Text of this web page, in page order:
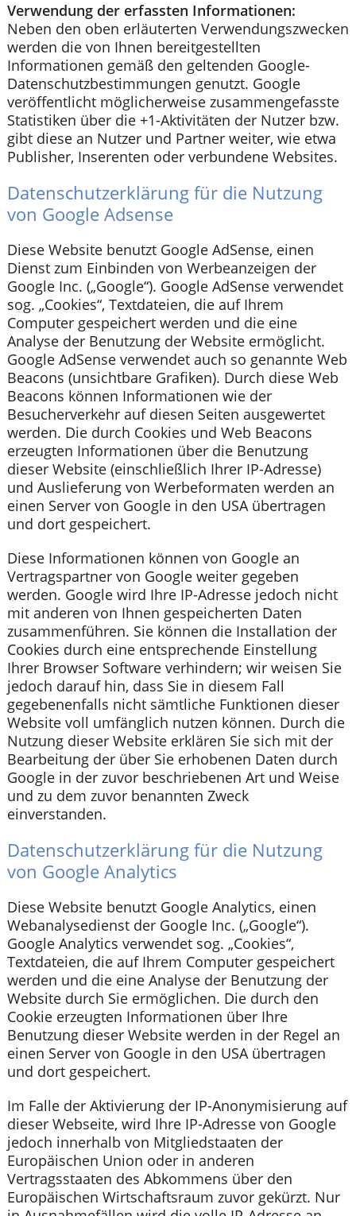
Verwendung der erfassten Informationen:
Neben den oben erläuterten Verwendungszwecken
werden die von Ihnen bereitgestellten
Informationen gemäß den geltenden Google-
Datenschutzbestimmungen genutzt. Google
veröffentlicht möglicherweise zusammengefasste
Statistiken über die +1-Aktivitäten der Nutzer bzw.
gibt diese an Nutzer und Partner weiter, wie etwa
Publisher, Inserenten oder verbundene Websites.
Datenschutzerklärung für die Nutzung
von Google Adsense
Diese Website benutzt Google AdSense, einen
Dienst zum Einbinden von Werbeanzeigen der
Google Inc. („Google“). Google AdSense verwendet
sog. „Cookies“, Textdateien, die auf Ihrem
Computer gespeichert werden und die eine
Analyse der Benutzung der Website ermöglicht.
Google AdSense verwendet auch so genannte Web
Beacons (unsichtbare Grafiken). Durch diese Web
Beacons können Informationen wie der
Besucherverkehr auf diesen Seiten ausgewertet
werden. Die durch Cookies und Web Beacons
erzeugten Informationen über die Benutzung
dieser Website (einschließlich Ihrer IP-Adresse)
und Auslieferung von Werbeformaten werden an
einen Server von Google in den USA übertragen
und dort gespeichert.
Diese Informationen können von Google an
Vertragspartner von Google weiter gegeben
werden. Google wird Ihre IP-Adresse jedoch nicht
mit anderen von Ihnen gespeicherten Daten
zusammenführen. Sie können die Installation der
Cookies durch eine entsprechende Einstellung
Ihrer Browser Software verhindern; wir weisen Sie
jedoch darauf hin, dass Sie in diesem Fall
gegebenenfalls nicht sämtliche Funktionen dieser
Website voll umfänglich nutzen können. Durch die
Nutzung dieser Website erklären Sie sich mit der
Bearbeitung der über Sie erhobenen Daten durch
Google in der zuvor beschriebenen Art und Weise
und zu dem zuvor benannten Zweck
einverstanden.
Datenschutzerklärung für die Nutzung
von Google Analytics
Diese Website benutzt Google Analytics, einen
Webanalysedienst der Google Inc. („Google“).
Google Analytics verwendet sog. „Cookies“,
Textdateien, die auf Ihrem Computer gespeichert
werden und die eine Analyse der Benutzung der
Website durch Sie ermöglichen. Die durch den
Cookie erzeugten Informationen über Ihre
Benutzung dieser Website werden in der Regel an
einen Server von Google in den USA übertragen
und dort gespeichert.
Im Falle der Aktivierung der IP-Anonymisierung auf
dieser Webseite, wird Ihre IP-Adresse von Google
jedoch innerhalb von Mitgliedstaaten der
Europäischen Union oder in anderen
Vertragsstaaten des Abkommens über den
Europäischen Wirtschaftsraum zuvor gekürzt. Nur